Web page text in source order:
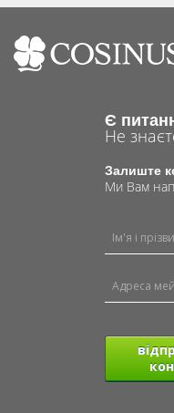
Є
Не
Залиште
Ми Вам